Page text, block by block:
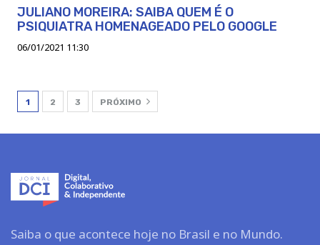
JULIANO MOREIRA: SAIBA QUEM É O
PSIQUIATRA HOMENAGEADO PELO GOOGLE
06/01/2021 11:30
1 2 3 PRÓXIMO
Saiba o que acontece hoje no Brasil e no Mundo.